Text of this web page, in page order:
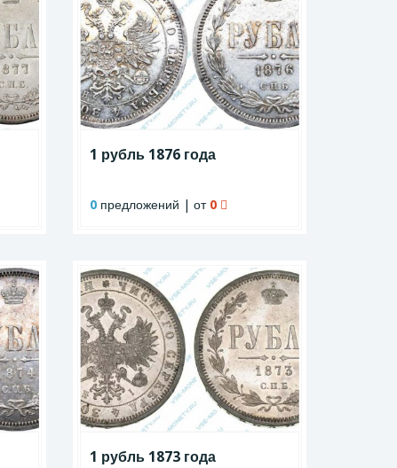
1 рубль 1876 года
0 предложений | от 0
1 рубль 1873 года